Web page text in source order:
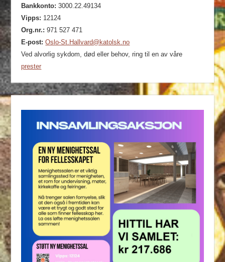
Bankkonto: 3000.22.49134
Vipps: 12124
Org.nr.: 971 527 471
E-post: Oslo-St.Hallvard@katolsk.no
Ved alvorlig sykdom, død eller behov, ring til en av våre
prester